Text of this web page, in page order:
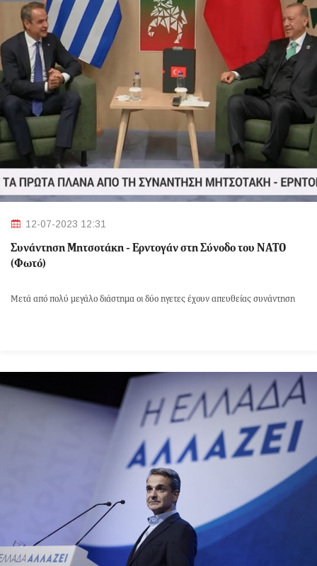
12-07-2023 12:31
Συνάντηση Μητσοτάκη - Ερντογάν στη Σύνοδο του ΝΑΤΟ
(Φωτό)
Μετά από πολύ μεγάλο διάστημα οι δύο ηγετες έχουν απευθείας συνάντηση